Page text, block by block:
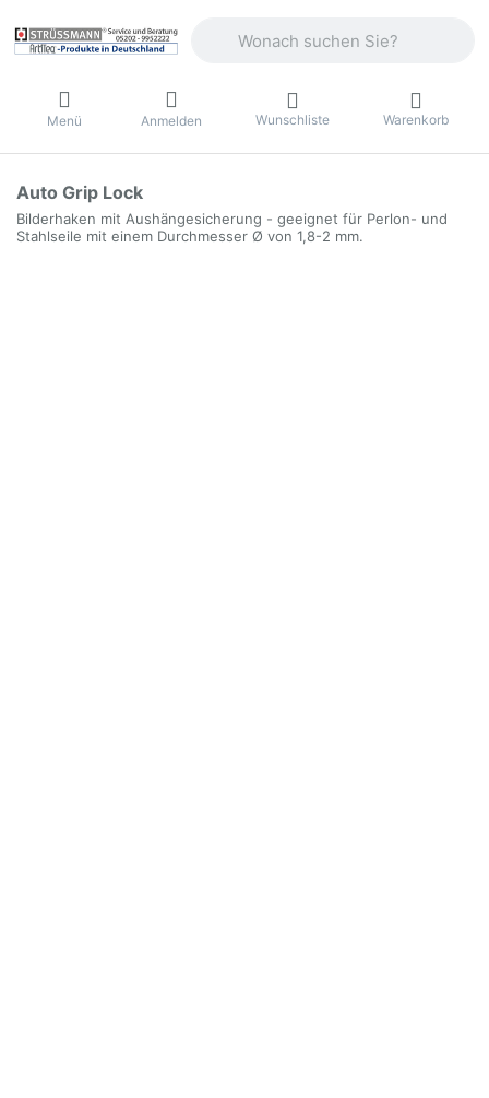
Menü Anmelden Wunschliste Warenkorb
Auto Grip Lock
Bilderhaken mit Aushängesicherung - geeignet für Perlon- und
Stahlseile mit einem Durchmesser Ø von 1,8-2 mm.